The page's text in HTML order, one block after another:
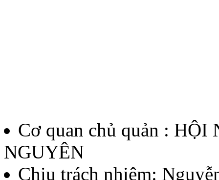
Cơ quan chủ quản :
NGUYÊN
Chịu trách nhiệm: